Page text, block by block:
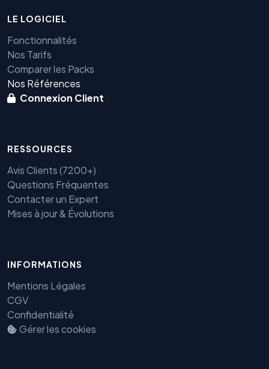
LE LOGICIEL
Fonctionnalités
Nos Tarifs
Comparer les Packs
Nos Références
Connexion Client
RESSOURCES
Avis Clients (7200+)
Questions Fréquentes
Contacter un Expert
Mises à jour & Évolutions
INFORMATIONS
Mentions Légales
CGV
Confidentialité
Gérer les cookies